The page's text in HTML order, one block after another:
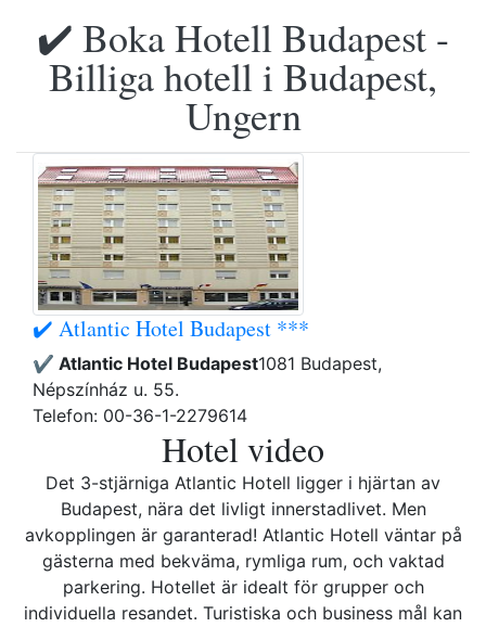
✔️ Boka Hotell Budapest -
Billiga hotell i Budapest,
Ungern
✔️ Atlantic Hotel Budapest ***
✔️ Atlantic Hotel Budapest1081 Budapest,
Népszínház u. 55.
Telefon: 00-36-1-2279614
Hotel video
Det 3-stjärniga Atlantic Hotell ligger i hjärtan av
Budapest, nära det livligt innerstadlivet. Men
avkopplingen är garanterad! Atlantic Hotell väntar på
gästerna med bekväma, rymliga rum, och vaktad
parkering. Hotellet är idealt för grupper och
individuella resandet. Turistiska och business mål kan